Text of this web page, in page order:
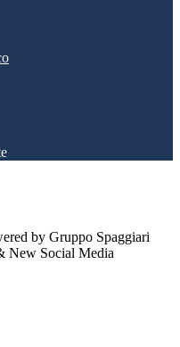
by Gruppo Spaggiari
New Social Media